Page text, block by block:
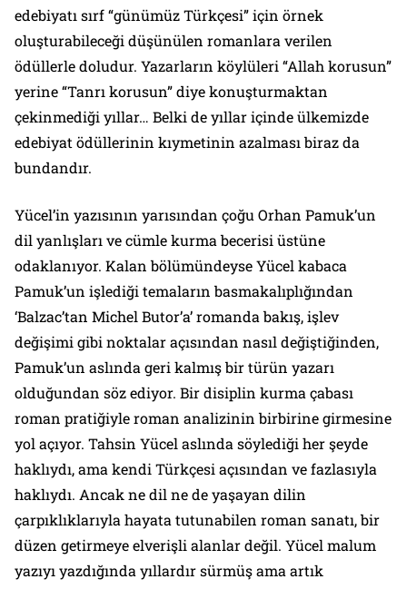
edebiyatı sırf “günümüz Türkçesi” için örnek
oluşturabileceği düşünülen romanlara verilen
ödüllerle doludur. Yazarların köylüleri “Allah korusun”
yerine “Tanrı korusun” diye konuşturmaktan
çekinmediği yıllar… Belki de yıllar içinde ülkemizde
edebiyat ödüllerinin kıymetinin azalması biraz da
bundandır.
Yücel’in yazısının yarısından çoğu Orhan Pamuk’un
dil yanlışları ve cümle kurma becerisi üstüne
odaklanıyor. Kalan bölümündeyse Yücel kabaca
Pamuk’un işlediği temaların basmakalıplığından
‘Balzac’tan Michel Butor’a’ romanda bakış, işlev
değişimi gibi noktalar açısından nasıl değiştiğinden,
Pamuk’un aslında geri kalmış bir türün yazarı
olduğundan söz ediyor. Bir disiplin kurma çabası
roman pratiğiyle roman analizinin birbirine girmesine
yol açıyor. Tahsin Yücel aslında söylediği her şeyde
haklıydı, ama kendi Türkçesi açısından ve fazlasıyla
haklıydı. Ancak ne dil ne de yaşayan dilin
çarpıklıklarıyla hayata tutunabilen roman sanatı, bir
düzen getirmeye elverişli alanlar değil. Yücel malum
yazıyı yazdığında yıllardır sürmüş ama artık